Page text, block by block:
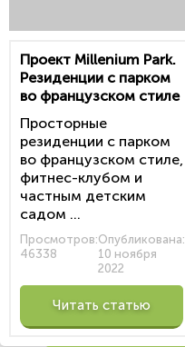
Проект Millenium Park.
Резиденции с парком
во французском стиле
Просторные
резиденции с парком
во французском стиле,
фитнес-клубом и
частным детским
садом ...
Просмотров:
46338
Опубликована:
10 ноября
2022
Читать статью